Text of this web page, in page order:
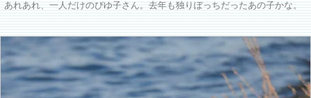
あれあれ、一人だけのぴゆ子さん。去年も独りぼっちだったあの子かな。